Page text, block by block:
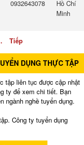
0932643078
Hồ Chí
Minh
Tiếp
DỤNG THỰC TẬP
tập liên tục được cập nhật
ty để xem chi tiết. Bạn
ngành nghề tuyển dụng.
Công ty tuyển dụng